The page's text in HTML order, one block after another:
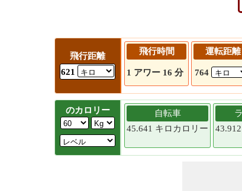
飛行距離
621
飛行時間
1 アワー 16 分
運転距離
764
のカロリー
自転車
45.641 キロカロリー